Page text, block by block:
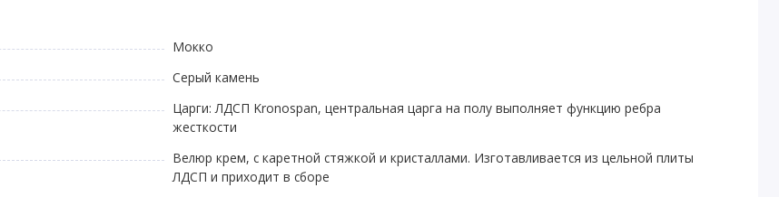
Мокко
Серый камень
Царги: ЛДСП Kronospan, центральная царга на полу выполняет функцию ребра
жесткости
Велюр крем, с каретной стяжкой и кристаллами. Изготавливается из цельной плиты
ЛДСП и приходит в сборе